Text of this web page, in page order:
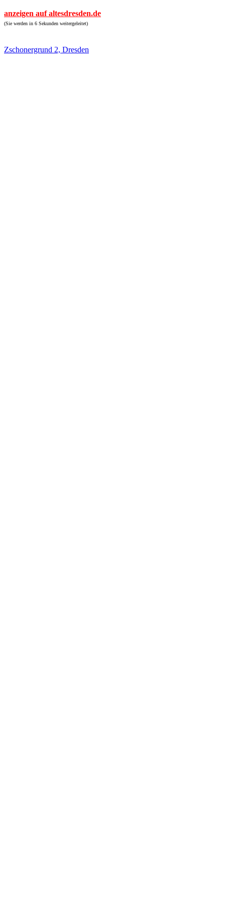
anzeigen auf altesdresden.de
(Sie werden in 6 Sekunden weitergeleitet)
Zschonergrund 2, Dresden